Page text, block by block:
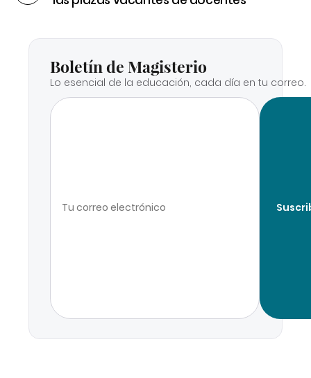
Boletín de Magisterio
Lo esencial de la educación, cada día en tu correo.